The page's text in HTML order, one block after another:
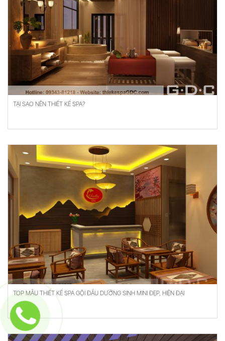
TẠI SAO NÊN THIẾT KẾ SPA?
TOP MẪU THIẾT KẾ SPA GỘI ĐẦU DƯỠNG SINH MINI ĐẸP, HIỆN ĐẠI